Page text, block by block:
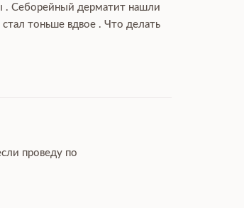
. Себорейный дерматит нашли
тоньше вдвое . Что делать
проведу по